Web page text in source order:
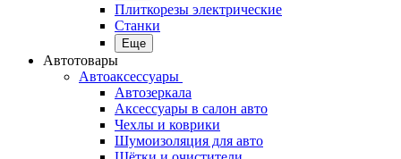
Плиткорезы электрические
Станки
Еще
Автотовары
Автоаксессуары
Автозеркала
Аксессуары в салон авто
Чехлы и коврики
Шумоизоляция для авто